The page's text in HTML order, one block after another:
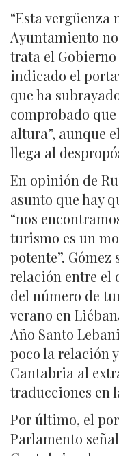
“Esta
Ayuntamiento
trata el Gobierno
indicado el
que ha
comprobado
altura”, aunque
llega al
En opinión de
asunto que hay
“nos
turismo es un
potente”.
relación entre el
del número de
verano en
Año Santo
poco la relación
Cantabria al
traducciones en
Por último, el
Parlamento